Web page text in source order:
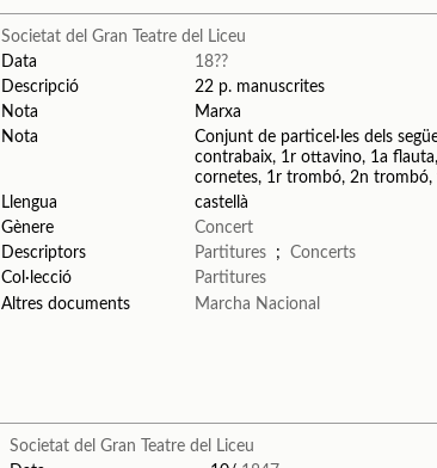
Societat del Gran Teatre del Liceu
Data
18??
Descripció
22 p. manuscrites
Nota
Marxa
Nota
Conjunt de particel·les dels
contrabaix, 1r ottavino, 1a
cornetes, 1r trombó, 2n trombó,
Llengua
castellà
Gènere
Concert
Descriptors
Partitures ;Concerts
Col·lecció
Partitures
Altres documents
Marcha Nacional
Societat del Gran Teatre del Liceu